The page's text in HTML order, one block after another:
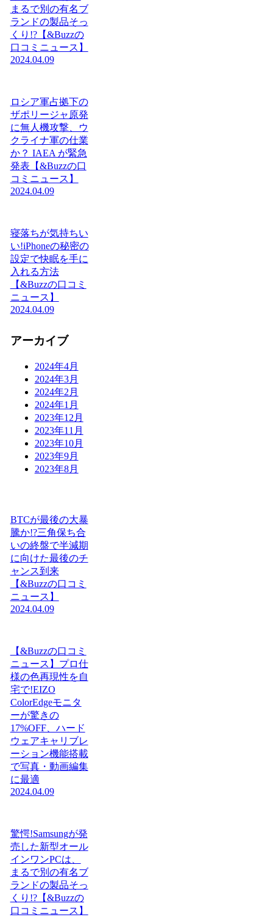
まるで別の有名ブ
ランドの製品そっ
くり!?【&Buzzの
口コミニュース】
2024.04.09
ロシア軍占拠下の
ザポリージャ原発
に無人機攻撃、ウ
クライナ軍の仕業
か？ IAEA が緊急
発表【&Buzzの口
コミニュース】
2024.04.09
寝落ちが気持ちい
い!iPhoneの秘密の
設定で快眠を手に
入れる方法
【&Buzzの口コミ
ニュース】
2024.04.09
アーカイブ
2024年4月
2024年3月
2024年2月
2024年1月
2023年12月
2023年11月
2023年10月
2023年9月
2023年8月
BTCが最後の大暴
騰か!?三角保ち合
いの終盤で半減期
に向けた最後のチ
ャンス到来
【&Buzzの口コミ
ニュース】
2024.04.09
【&Buzzの口コミ
ニュース】プロ仕
様の色再現性を自
宅で!EIZO
ColorEdgeモニタ
ーが驚きの
17%OFF、ハード
ウェアキャリブレ
ーション機能搭載
で写真・動画編集
に最適
2024.04.09
驚愕!Samsungが発
売した新型オール
インワンPCは、
まるで別の有名ブ
ランドの製品そっ
くり!?【&Buzzの
口コミニュース】